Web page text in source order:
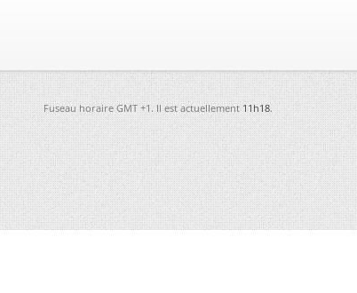
Fuseau horaire GMT +1. Il est actuellement11h18.